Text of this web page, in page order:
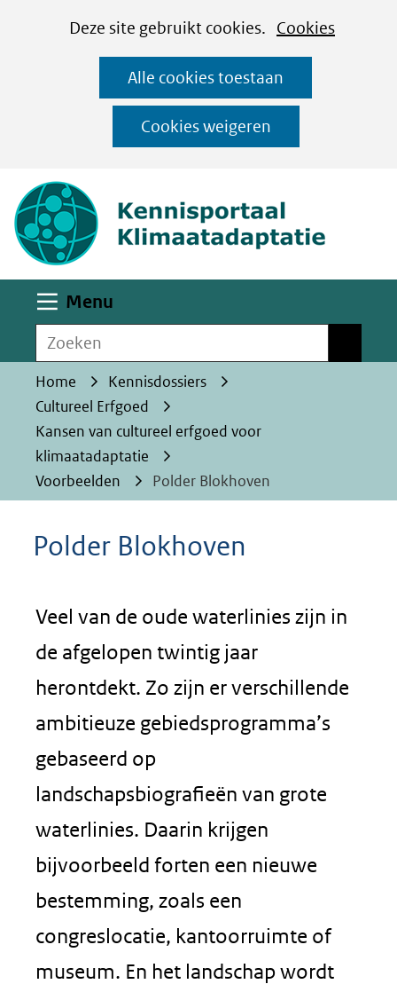
CookiesDeze site gebruikt cookies. Cookies
op
deze
website
worden
toegestaan
geweigerd.
Alle cookies toestaan
Cookies weigeren
Ga
naar
de
inhoud
Menu
Zoeken
Home
Kennisdossiers
Cultureel Erfgoed
Kansen van cultureel erfgoed voor
klimaatadaptatie
Voorbeelden
Polder Blokhoven
Polder Blokhoven
Veel van de oude waterlinies zijn in
de afgelopen twintig jaar
herontdekt. Zo zijn er verschillende
ambitieuze gebiedsprogramma’s
gebaseerd op
landschapsbiografieën van grote
waterlinies. Daarin krijgen
bijvoorbeeld forten een nieuwe
bestemming, zoals een
congreslocatie, kantoorruimte of
museum. En het landschap wordt